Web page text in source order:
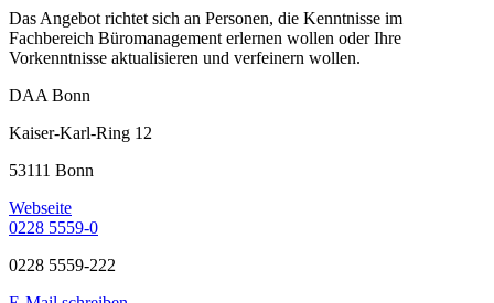
Das Angebot richtet sich an Personen, die Kenntnisse im
Fachbereich Büromanagement erlernen wollen oder Ihre
Vorkenntnisse aktualisieren und verfeinern wollen.
DAA Bonn
Kaiser-Karl-Ring 12
53111 Bonn
Webseite
0228 5559-0
0228 5559-222